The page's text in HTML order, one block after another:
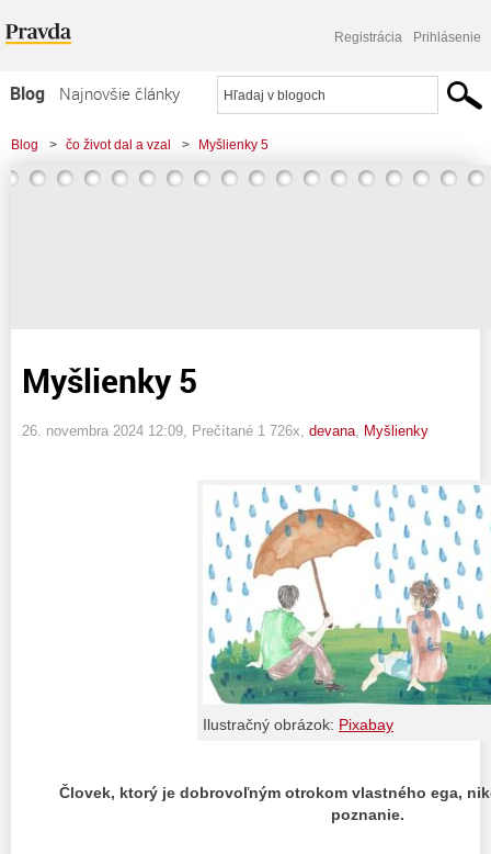
Registrácia Prihlásenie
Blog
Najnovšie články
Najčítanejšie články
Najkomentovanejšie články
Blog > čo život dal a vzal > Myšlienky 5
Myšlienky 5
26. novembra 2024 12:09 , Prečítané 1 726x, devana Myšlienky
Ilustračný obrázok: Pixabay
Človek, ktorý je dobrovoľným otrokom vlastného ega,
poznanie.